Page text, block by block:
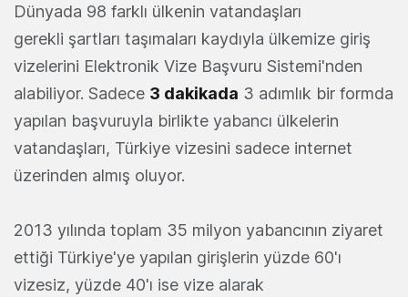
Dünyada 98 farklı ülkenin vatandaşları
gerekli şartları taşımaları kaydıyla ülkemize giriş
vizelerini Elektronik Vize Başvuru Sistemi'nden
alabiliyor. Sadece 3 dakikada 3 adımlık bir formda
yapılan başvuruyla birlikte yabancı ülkelerin
vatandaşları, Türkiye vizesini sadece internet
üzerinden almış oluyor.
2013 yılında toplam 35 milyon yabancının ziyaret
ettiği Türkiye'ye yapılan girişlerin yüzde 60'ı
vizesiz, yüzde 40'ı ise vize alarak